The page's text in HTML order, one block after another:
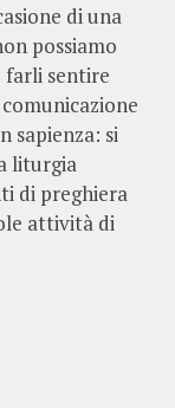
di una
possiamo
farli sentire
sapienza: si
liturgia
di preghiera
attività di